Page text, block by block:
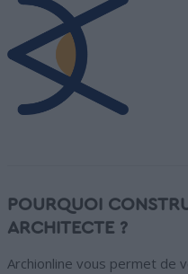
POURQUOI
ARCHITECTE ?
Archionline vous permet de